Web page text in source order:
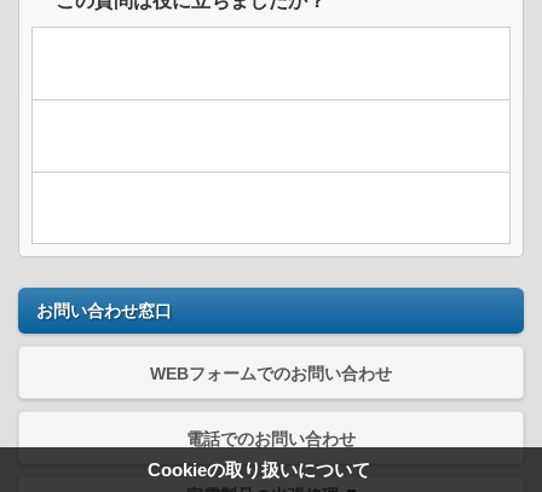
Cookieの取り扱いについて
お問い合わせ窓口
WEBフォームでのお問い合わせ
電話でのお問い合わせ